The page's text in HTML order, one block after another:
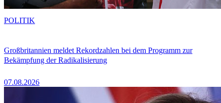
Großbritannien meldet Rekordzahlen bei dem Programm zur
Bekämpfung der Radikalisierung
07.08.2026
POLITIK